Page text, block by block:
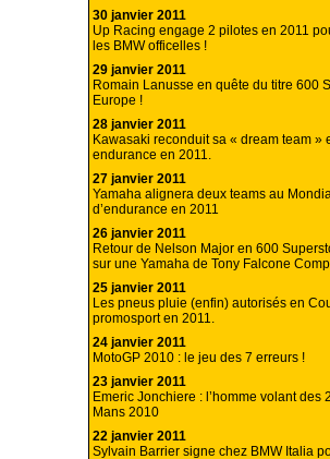
30 janvier 2011
Up Racing engage 2 pilotes en 2011
les BMW officelles !
29 janvier 2011
Romain Lanusse en quête du titre 600
Europe !
28 janvier 2011
Kawasaki reconduit sa « dream team »
endurance en 2011.
27 janvier 2011
Yamaha alignera deux teams au
d’endurance en 2011
26 janvier 2011
Retour de Nelson Major en 600
sur une Yamaha de Tony Falcone
25 janvier 2011
Les pneus pluie (enfin) autorisés en
promosport en 2011.
24 janvier 2011
MotoGP 2010 : le jeu des 7 erreurs !
23 janvier 2011
Emeric Jonchiere : l’homme volant des
Mans 2010
22 janvier 2011
Sylvain Barrier signe chez BMW Italia